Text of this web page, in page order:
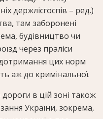
держлісгоспів – ред.)
там заборонені
будівництво чи
через праліси
цих норм
аж до кримінальної.
в цій зоні також
України, зокрема,